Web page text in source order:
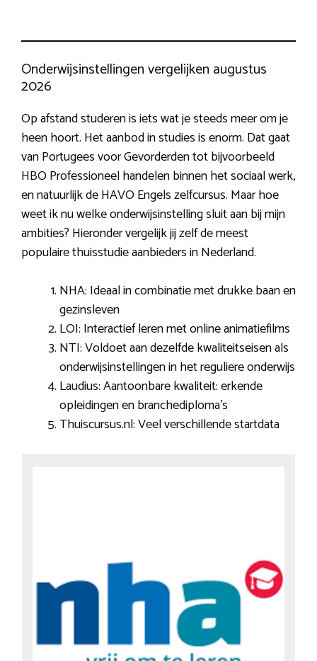
Onderwijsinstellingen vergelijken augustus
2026
Op afstand studeren is iets wat je steeds meer om je
heen hoort. Het aanbod in studies is enorm. Dat gaat
van Portugees voor Gevorderden tot bijvoorbeeld
HBO Professioneel handelen binnen het sociaal werk,
en natuurlijk de HAVO Engels zelfcursus. Maar hoe
weet ik nu welke onderwijsinstelling sluit aan bij mijn
ambities? Hieronder vergelijk jij zelf de meest
populaire thuisstudie aanbieders in Nederland.
NHA: Ideaal in combinatie met drukke baan en
gezinsleven
LOI: Interactief leren met online animatiefilms
NTI: Voldoet aan dezelfde kwaliteitseisen als
onderwijsinstellingen in het reguliere onderwijs
Laudius: Aantoonbare kwaliteit: erkende
opleidingen en branchediploma’s
Thuiscursus.nl: Veel verschillende startdata